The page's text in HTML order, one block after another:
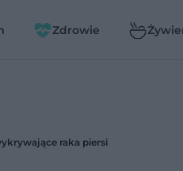
Zdrowie
raka piersi